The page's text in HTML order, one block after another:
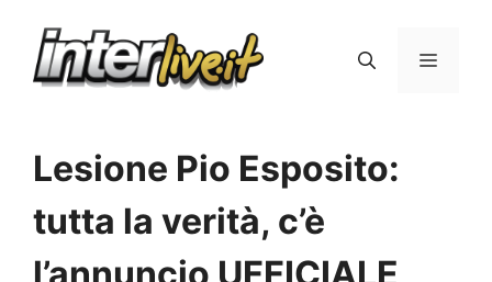
Menu
Lesione Pio Esposito:
tutta la verità, c’è